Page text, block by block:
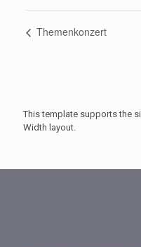
Themenkonzert
This template supports the
Width layout.